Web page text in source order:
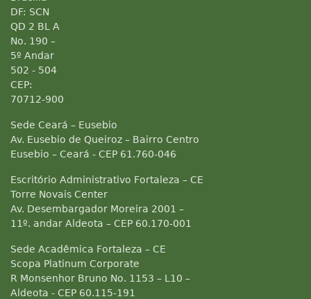
DF: SCN
QD 2 BL A
No. 190 –
5º Andar
502 - 504
CEP:
70712-900
Sede Ceará – Eusebio
Av. Eusebio de Queiroz – Bairro Centro
Eusebio – Ceará - CEP 61.760-046
Escritório Administrativo Fortaleza – CE
Torre Novais Center
Av. Desembargador Moreira 2001 –
11º. andar Aldeota – CEP 60.170-001
Sede Acadêmica Fortaleza – CE
Scopa Platinum Corporate
R Monsenhor Bruno No. 1153 – L10 –
Aldeota - CEP 60.115-191